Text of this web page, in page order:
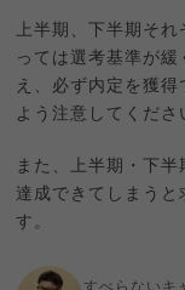
上半期、下半期そ
っては選考基準が
え、必ず内定を獲
よう注意してくださ
また、上半期・下
達成できてしまうと
す。
すべらないキ